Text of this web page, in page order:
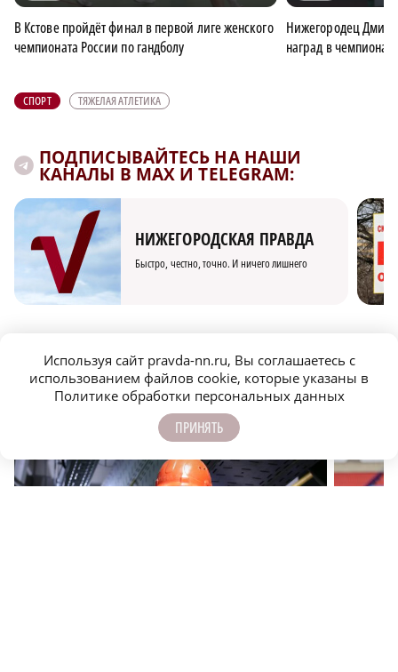
В Кстове пройдёт финал в первой лиге женского
чемпионата России по гандболу
Нижегородец
наград в
СПОРТ ТЯЖЕЛАЯ АТЛЕТИКА
ПОДПИСЫВАЙТЕСЬ НА НАШИ
КАНАЛЫ В MAX И TELEGRAM:
НИЖЕГОРОДСКАЯ ПРАВДА
Быстро, честно, точно. И ничего лишнего
МОЛОДЕЖЬ МЕНЯЕТ МИР
Используя сайт pravda-nn.ru, Вы соглашаетесь с
использованием файлов cookie, которые указаны в
Политике обработки персональных данных
ПРИНЯТЬ